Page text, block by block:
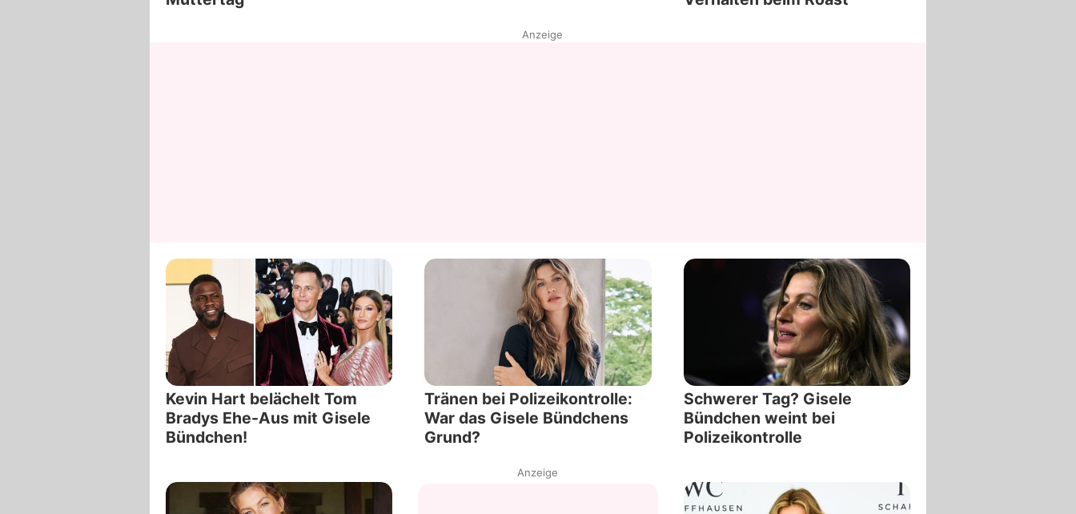
Anzeige
Kevin Hart belächelt Tom
Bradys Ehe-Aus mit Gisele
Bündchen!
Tränen bei Polizeikontrolle:
War das Gisele Bündchens
Grund?
Schwerer Tag? Gisele
Bündchen weint bei
Polizeikontrolle
Anzeige